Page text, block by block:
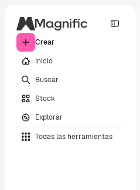
Crear
Inicio
Buscar
Stock
Explorar
Todas las herramientas